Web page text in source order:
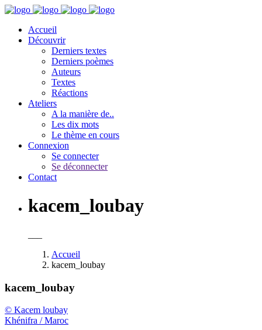
Accueil
Découvrir
Derniers textes
Derniers poèmes
Auteurs
Textes
Réactions
Ateliers
A la manière de..
Les dix mots
Le thème en cours
Connexion
Se connecter
Se déconnecter
Contact
kacem_loubay
Accueil
kacem_loubay
kacem_loubay
© Kacem loubay
Khénifra / Maroc